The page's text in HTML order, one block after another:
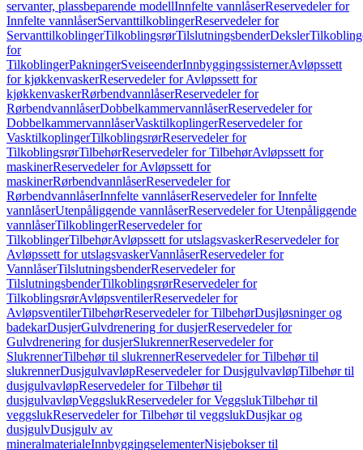
servanter, plassbeparende modellInnfelte vannlåserReservedeler for
Innfelte vannlåserServanttilkoblingerReservedeler for
ServanttilkoblingerTilkoblingsrørTilslutningsbenderDeksler
for
TilkoblingerPakningerSveiseenderInnbyggingssisternerAvløpssett
for kjøkkenvaskerReservedeler for Avløpssett for
kjøkkenvaskerRørbendvannlåserReservedeler for
RørbendvannlåserDobbelkammervannlåserReservedeler for
DobbelkammervannlåserVasktilkoplingerReservedeler for
VasktilkoplingerTilkoblingsrørReservedeler for
TilkoblingsrørTilbehørReservedeler for TilbehørAvløpssett for
maskinerReservedeler for Avløpssett for
maskinerRørbendvannlåserReservedeler for
RørbendvannlåserInnfelte vannlåserReservedeler for Innfelte
vannlåserUtenpåliggende vannlåserReservedeler for Utenpåliggende
vannlåserTilkoblingerReservedeler for
TilkoblingerTilbehørAvløpssett for utslagsvaskerReservedeler for
Avløpssett for utslagsvaskerVannlåserReservedeler for
VannlåserTilslutningsbenderReservedeler for
TilslutningsbenderTilkoblingsrørReservedeler for
TilkoblingsrørAvløpsventilerReservedeler for
AvløpsventilerTilbehørReservedeler for TilbehørDusjløsninger og
badekarDusjerGulvdrenering for dusjerReservedeler for
Gulvdrenering for dusjerSlukrennerReservedeler for
SlukrennerTilbehør til slukrennerReservedeler for Tilbehør til
slukrennerDusjgulvavløpReservedeler for DusjgulvavløpTilbehør til
dusjgulvavløpReservedeler for Tilbehør til
dusjgulvavløpVeggslukReservedeler for VeggslukTilbehør til
veggslukReservedeler for Tilbehør til veggslukDusjkar og
dusjgulvDusjgulv av
mineralmaterialeInnbyggingselementerNisjebokser til